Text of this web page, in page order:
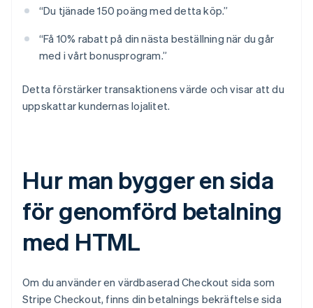
“Du tjänade 150 poäng med detta köp.”
“Få 10% rabatt på din nästa beställning när du går
med i vårt bonusprogram.”
Detta förstärker transaktionens värde och visar att du
uppskattar kundernas lojalitet.
Hur man bygger en sida
för genomförd betalning
med HTML
Om du använder en värdbaserad Checkout sida som
Stripe Checkout, finns din betalnings bekräftelse sida